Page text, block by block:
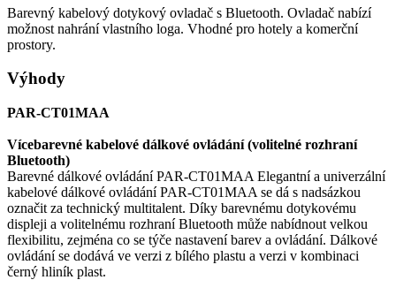
Barevný kabelový dotykový ovladač s Bluetooth. Ovladač nabízí
možnost nahrání vlastního loga. Vhodné pro hotely a komerční
prostory.
Výhody
PAR-CT01MAA
Vícebarevné kabelové dálkové ovládání (volitelné rozhraní
Bluetooth)
Barevné dálkové ovládání PAR-CT01MAA Elegantní a univerzální
kabelové dálkové ovládání PAR-CT01MAA se dá s nadsázkou
označit za technický multitalent. Díky barevnému dotykovému
displeji a volitelnému rozhraní Bluetooth může nabídnout velkou
flexibilitu, zejména co se týče nastavení barev a ovládání. Dálkové
ovládání se dodává ve verzi z bílého plastu a verzi v kombinaci
černý hliník plast.